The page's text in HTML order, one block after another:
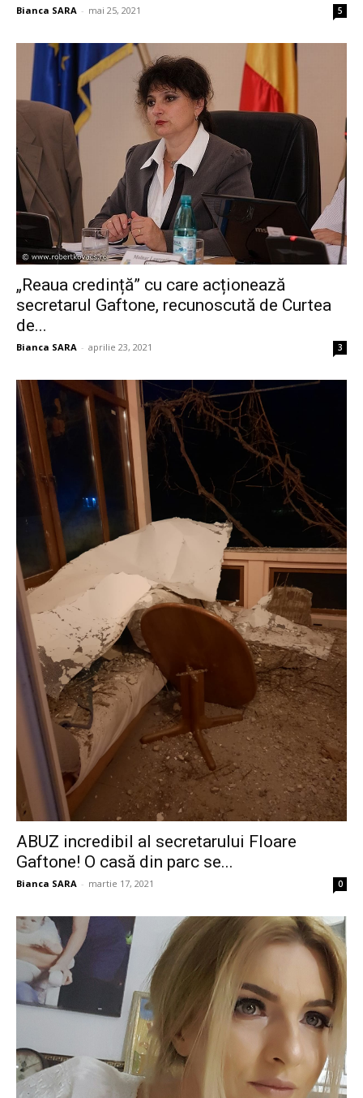
Bianca SARA - mai 25, 2021 5
„Reaua credință” cu care acționează
secretarul Gaftone, recunoscută de Curtea
de...
Bianca SARA - aprilie 23, 2021 3
ABUZ incredibil al secretarului Floare
Gaftone! O casă din parc se...
Bianca SARA - martie 17, 2021 0